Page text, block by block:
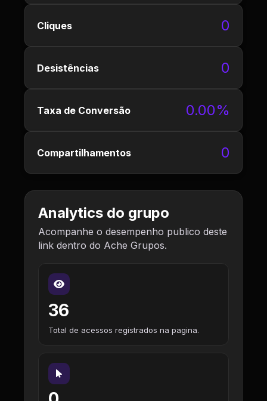
Cliques 0
Desistências 0
Taxa de Conversão 0.00%
Compartilhamentos 0
Analytics do grupo
Acompanhe o desempenho publico deste
link dentro do Ache Grupos.
36
Total de acessos registrados na pagina.